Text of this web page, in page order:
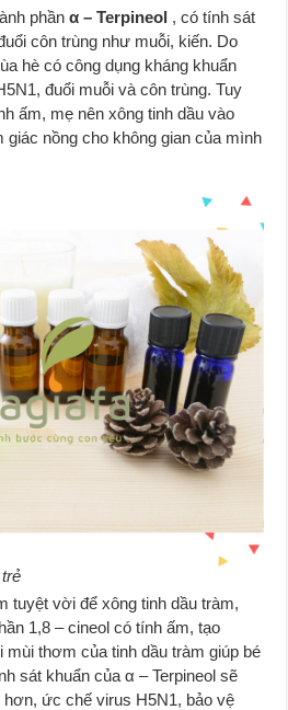
phầnα– Terpineol , có tính sát
côn trùng như muỗi, kiến. Do
hè có công dụng kháng khuẩn
đuổi muỗi và côn trùng. Tuy
ấm, mẹ nên xông tinh dầu vào
giác nồng cho không gian của mình
tuyệt vời để xông tinh dầu tràm,
1,8 – cineol có tính ấm, tạo
mùi thơm của tinh dầu tràm giúp bé
sát khuẩn của α – Terpineol sẽ
hơn, ức chế virus H5N1, bảo vệ